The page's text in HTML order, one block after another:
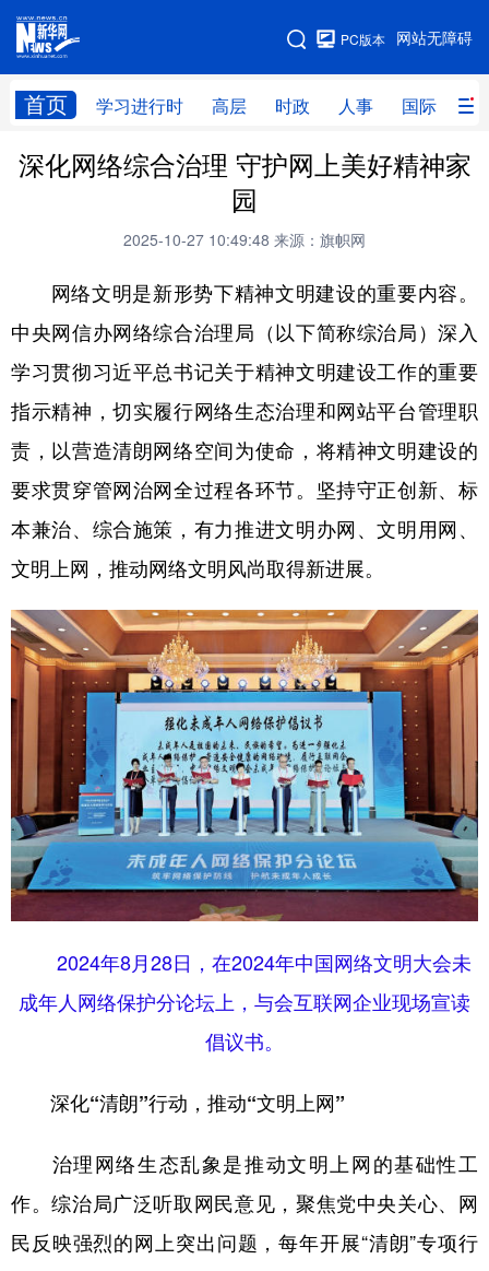
网站无障碍
PC版本
首页 学习进行时 高层 时政 人事 国际 财
网站地图
学习进行时 高层 时政 人事
科技 科创 量子 体育
文化 书画 健康 军事
法律 中央文件 汽车
食品 人居 信息化 数字经济
学术中国 乡村振兴 银龄 溯源中国
城市 旅游 能源
彩票 娱乐 时尚 悦读
公益 一带一路 亚太网 上市公司
文化产业
地方频道
北京 天津 河北 山西
辽宁 吉林 上海 江苏
新疆 内蒙古 黑龙江
多语种频道
深化网络综合治理 守护网上美好精神家
园
2025-10-27 10:49:48 来源：旗帜网
网络文明是新形势下精神文明建设的重要内容。
中央网信办网络综合治理局（以下简称综治局）深入
学习贯彻习近平总书记关于精神文明建设工作的重要
指示精神，切实履行网络生态治理和网站平台管理职
责，以营造清朗网络空间为使命，将精神文明建设的
要求贯穿管网治网全过程各环节。坚持守正创新、标
本兼治、综合施策，有力推进文明办网、文明用网、
文明上网，推动网络文明风尚取得新进展。
2024年8月28日，在2024年中国网络文明大会未
成年人网络保护分论坛上，与会互联网企业现场宣读
倡议书。
深化“清朗”行动，推动“文明上网”
治理网络生态乱象是推动文明上网的基础性工
作。综治局广泛听取网民意见，聚焦党中央关心、网
民反映强烈的网上突出问题，每年开展“清朗”专项行